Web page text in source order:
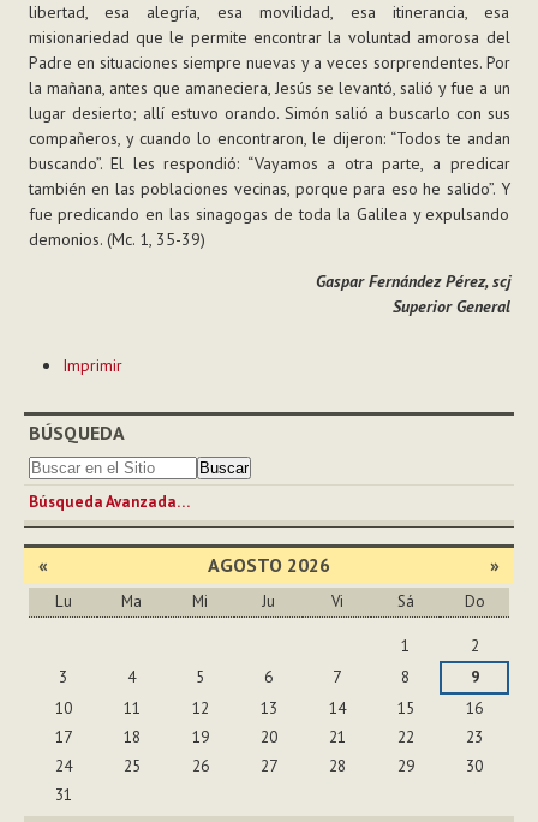
libertad, esa alegría, esa movilidad, esa itinerancia, esa
misionariedad que le permite encontrar la voluntad amorosa del
Padre en situaciones siempre nuevas y a veces sorprendentes. Por
la mañana, antes que amaneciera, Jesús se levantó, salió y fue a un
lugar desierto; allí estuvo orando. Simón salió a buscarlo con sus
compañeros, y cuando lo encontraron, le dijeron: “Todos te andan
buscando”. El les respondió: “Vayamos a otra parte, a predicar
también en las poblaciones vecinas, porque para eso he salido”. Y
fue predicando en las sinagogas de toda la Galilea y expulsando
demonios. (Mc. 1, 35-39)
Gaspar Fernández Pérez, scj
Superior General
de
Imprimir
BÚSQUEDA
Búsqueda Avanzada…
« AGOSTO 2026 »
Lu Ma Mi Ju Vi Sá Do
1
2
3
4 5 6 7 8
9
10
11 12 13 14 15
16
17
18 19 20 21 22
23
24
25 26 27 28 29
30
31